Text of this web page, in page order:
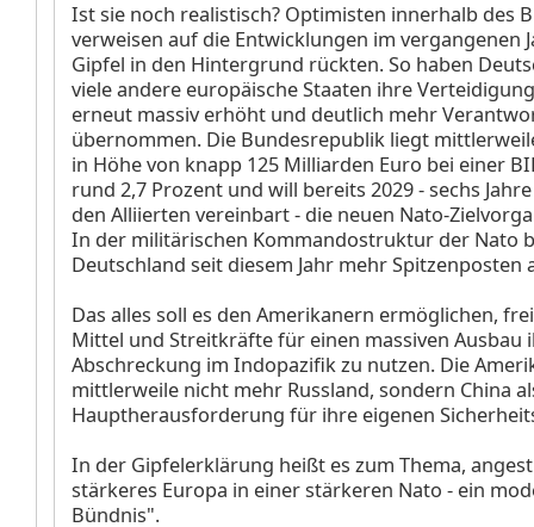
Ist sie noch realistisch? Optimisten innerhalb des
verweisen auf die Entwicklungen im vergangenen
Gipfel in den Hintergrund rückten. So haben
viele andere europäische Staaten ihre
erneut massiv erhöht und deutlich mehr
übernommen. Die Bundesrepublik liegt
in Höhe von knapp 125 Milliarden Euro bei einer
rund 2,7 Prozent und will bereits 2029 - sechs
den Alliierten vereinbart - die neuen Nato-
In der militärischen Kommandostruktur der Nato
Deutschland seit diesem Jahr mehr Spitzenposten
Das alles soll es den Amerikanern ermöglichen,
Mittel und Streitkräfte für einen massiven Ausbau
Abschreckung im Indopazifik zu nutzen. Die
mittlerweile nicht mehr Russland, sondern China
Hauptherausforderung für ihre eigenen
In der Gipfelerklärung heißt es zum Thema,
stärkeres Europa in einer stärkeren Nato - ein
Bündnis".